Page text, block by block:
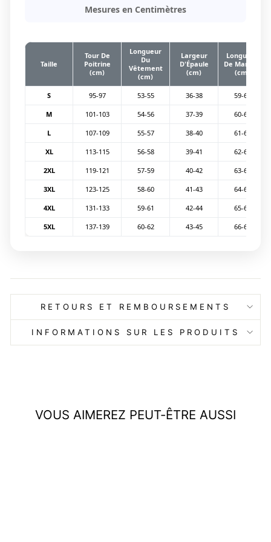
Mesures en Centimètres
Taille
Tour De
Poitrine
(cm)
Longueur
Du
Vêtement
(cm)
Largeur
D'Épaule
(cm)
Longueur
De Manche
(cm)
S 95-97 53-55 36-38 59-60
M 101-103 54-56 37-39 60-61
L 107-109 55-57 38-40 61-62
XL 113-115 56-58 39-41 62-63
2XL 119-121 57-59 40-42 63-64
3XL 123-125 58-60 41-43 64-65
4XL 131-133 59-61 42-44 65-66
5XL 137-139 60-62 43-45 66-67
RETOURS ET REMBOURSEMENTS
INFORMATIONS SUR LES PRODUITS
VOUS AIMEREZ PEUT-ÊTRE AUSSI